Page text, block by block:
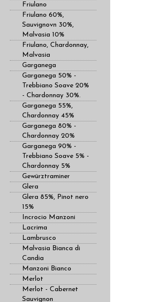
Friulano
Friulano 60%,
Sauvignovn 30%,
Malvasia 10%
Friulano, Chardonnay,
Malvasia
Garganega
Garganega 50% -
Trebbiano Soave 20%
- Chardonnay 30%.
Garganega 55%,
Chardonnay 45%
Garganega 80% -
Chardonnay 20%
Garganega 90% -
Trebbiano Soave 5% -
Chardonnay 5%
Gewürztraminer
Glera
Glera 85%, Pinot nero
15%
Incrocio Manzoni
Lacrima
Lambrusco
Malvasia Bianca di
Candia
Manzoni Bianco
Merlot
Merlot - Cabernet
Sauvignon